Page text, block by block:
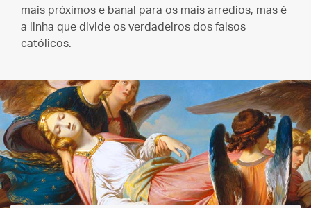
mais próximos e banal para os mais arredios, mas é
a linha que divide os verdadeiros dos falsos
católicos.